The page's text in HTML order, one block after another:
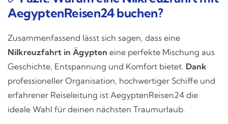
AegyptenReisen24 buchen?
Zusammenfassend lässt sich sagen, dass eine
Nilkreuzfahrt in Ägypten eine perfekte Mischung aus
Geschichte, Entspannung und Komfort bietet. Dank
professioneller Organisation, hochwertiger Schiffe und
erfahrener Reiseleitung ist AegyptenReisen24 die
ideale Wahl für deinen nächsten Traumurlaub.